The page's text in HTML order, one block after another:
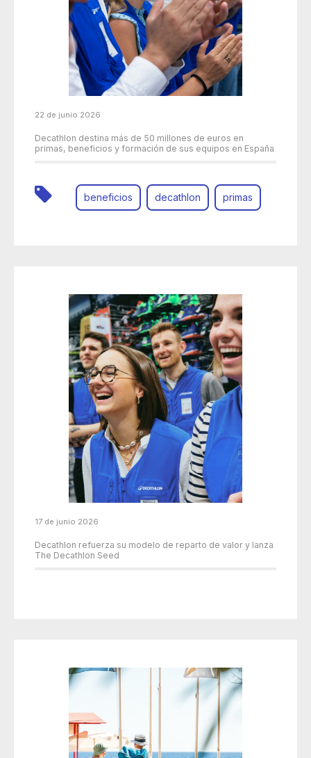
22 de junio 2026
Decathlon destina más de 50 millones de euros en
primas, beneficios y formación de sus equipos en España
beneficios decathlon primas
17 de junio 2026
Decathlon refuerza su modelo de reparto de valor y lanza
The Decathlon Seed